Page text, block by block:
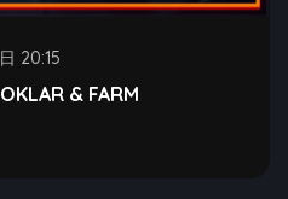
20:15
& FARM